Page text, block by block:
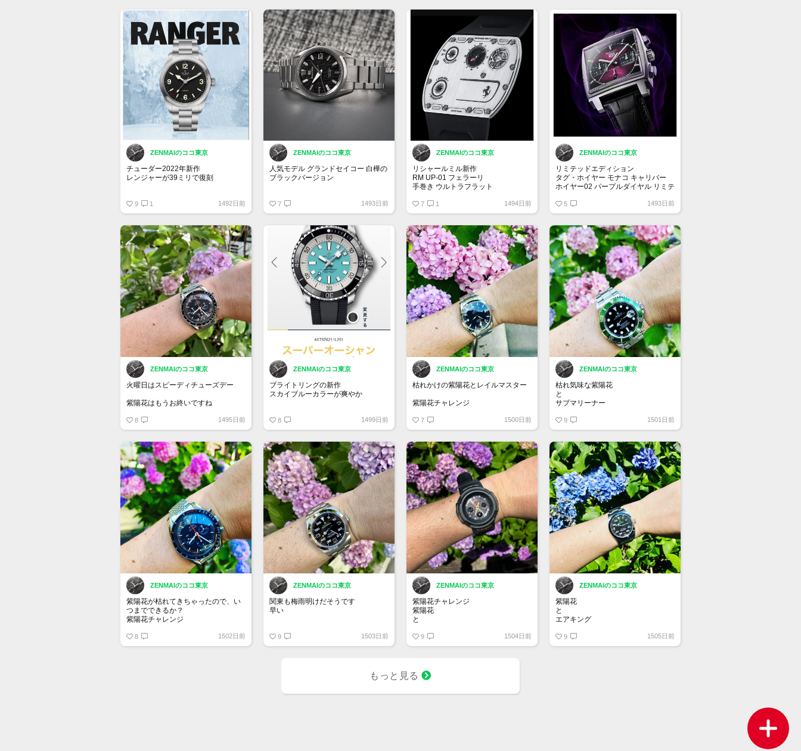
ご購入期間までにエムアイカードの
ご準備をお願いいたします。
ZENMAIのココ東京
チューダー2022年新作
レンジャーが39ミリで復刻
347,600円
レザー・ラバーストラップの
ファブリックストラップのM79950-
0003が311,300円
良いですねぇ
9 1 1492日前
ZENMAIのココ東京
人気モデル グランドセイコー 白樺の
ブラックバージョン
Evolution 9 Collection
1,210,000 円（税込）
7 1493日前
ZENMAIのココ東京
リシャールミル新作
RM UP-01 フェラーリ
手巻き ウルトラフラット
厚さわずか1.75mm
ウルトラフラット手巻きムーブメン
ト、時・分 ファンクションセレクタ
ー 150本限定
パワーリザーブ 約72時間
7 1 1494日前
ZENMAIのココ東京
リミテッドエディション
タグ・ホイヤー モナコ キャリバー
ホイヤー02 パープルダイヤル リミテ
自動巻クロノグラフ - 直径39 mm
CBL2118.FC6518
パープル来そうですよね！
5 1493日前
ZENMAIのココ東京
火曜日はスピーディチューズデー
紫陽花はもうお終いですね
8 1495日前
ZENMAIのココ東京
ブライトリングの新作
スカイブルーカラーが爽やか
スーパーオーシャン オートマチック
44
8 1499日前
ZENMAIのココ東京
枯れかけの紫陽花とレイルマスター
紫陽花チャレンジ
#オメガ #シーマスター #コーアクシ
ャル #アクアテラ #レイルマスター
#seamaster #aquaterra #railmaster .
7 1500日前
ZENMAIのココ東京
枯れ気味な紫陽花
と
サブマリーナー
9 1501日前
ZENMAIのココ東京
紫陽花が枯れてきちゃったので、い
つまでできるか？
紫陽花チャレンジ
今日は火曜日！
#speedytuesday
8 1502日前
ZENMAIのココ東京
関東も梅雨明けだそうです
早い
と
エアキング
9 1503日前
ZENMAIのココ東京
紫陽花チャレンジ
紫陽花
と
#GSHOCK
#AWG500UAJ .
9 1504日前
ZENMAIのココ東京
紫陽花
と
エアキング
花が枯れてきましたね
9 1505日前
もっと見る